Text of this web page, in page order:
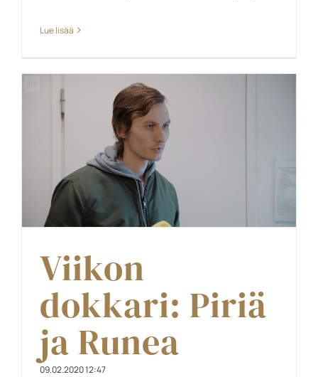
Lue lisää
Viikon
dokkari: Piriä
ja Runea
09.02.2020 12:47